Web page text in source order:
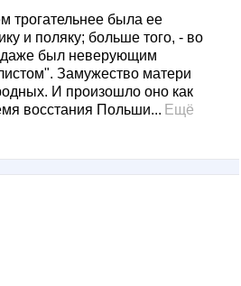
трогательнее была ее
и поляку; больше того, - во
был неверующим
Замужество матери
И произошло оно как
восстания Польши... Ещё